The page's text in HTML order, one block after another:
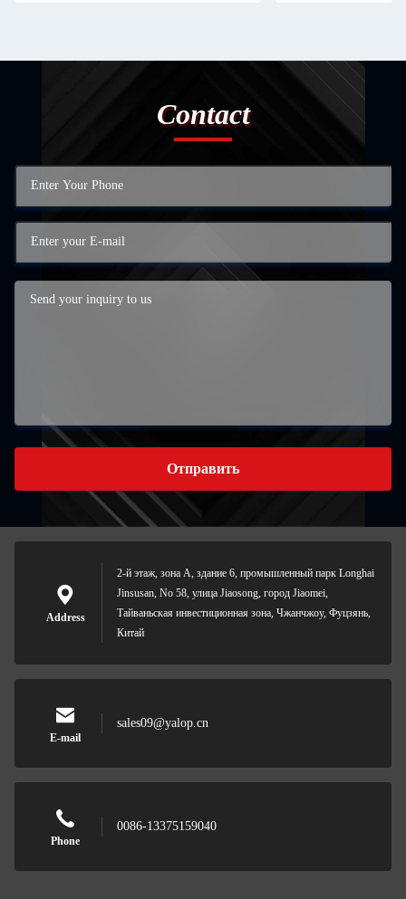
Contact
Отправить
Address
2-й этаж, зона А, здание 6, промышленный парк Longhai
Jinsusan, No 58, улица Jiaosong, город Jiaomei,
Тайваньская инвестиционная зона, Чжанчжоу, Фуцзянь,
Китай
E-mail
sales09@yalop.cn
Phone
0086-13375159040